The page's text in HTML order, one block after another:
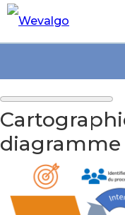
diagramme